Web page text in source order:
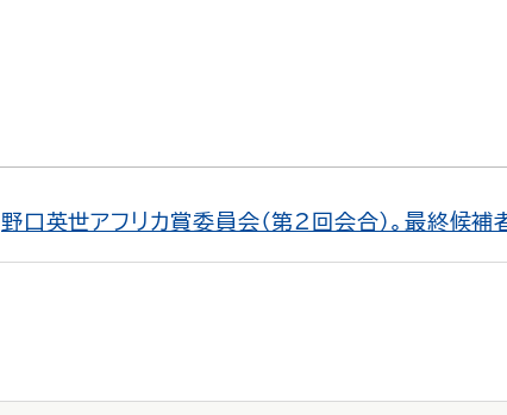
野口英世アフリカ賞委員会（第2回会合）。最終候